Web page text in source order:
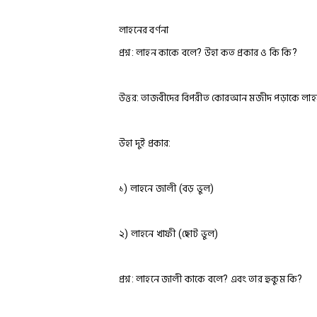
লাহনের বর্ণনা
প্রশ্ন: লাহন কাকে বলে? উহা কত প্রকার ও কি কি?
উত্তর: তাজবীদের বিপরীত কোরআন মজীদ পড়াকে
উহা দুই প্রকার:
১) লাহনে জালী (বড় ভুল)
২) লাহনে খাফী (ছোট ভুল)
প্রশ্ন: লাহনে জালী কাকে বলে? এবং তার হুকুম কি?